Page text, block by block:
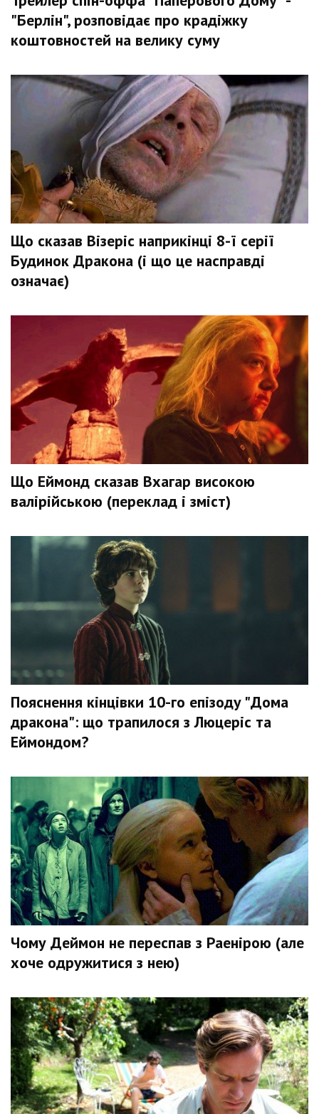
"Берлін", розповідає про крадіжку
коштовностей на велику суму
Що сказав Візеріс наприкінці 8-ї серії
Будинок Дракона (і що це насправді
означає)
Що Еймонд сказав Вхагар високою
валірійською (переклад і зміст)
Пояснення кінцівки 10-го епізоду "Дома
дракона": що трапилося з Люцеріс та
Еймондом?
Чому Деймон не переспав з Раенірою (але
хоче одружитися з нею)